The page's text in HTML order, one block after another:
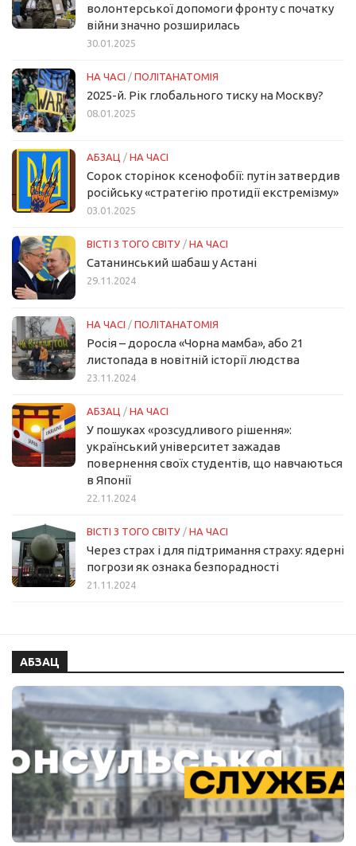
волонтерської допомоги фронту с початку
війни значно розширилась
30.01.2025
НА ЧАСІ / ПОЛІТАНАТОМІЯ
2025-й. Рік глобального тиску на Москву?
08.01.2025
АБЗАЦ / НА ЧАСІ
Сорок сторінок ксенофобії: путін затвердив
російську «стратегію протидії екстремізму»
03.01.2025
ВІСТІ З ТОГО СВІТУ / НА ЧАСІ
Сатанинський шабаш у Астані
29.11.2024
НА ЧАСІ / ПОЛІТАНАТОМІЯ
Росія – доросла «Чорна мамба», або 21
листопада в новітній історії людства
23.11.2024
АБЗАЦ / НА ЧАСІ
У пошуках «розсудливого рішення»:
український університет зажадав
повернення своїх студентів, що навчаються
в Японії
22.11.2024
ВІСТІ З ТОГО СВІТУ / НА ЧАСІ
Через страх і для підтримання страху: ядерні
погрози як ознака безпорадності
21.11.2024
АБЗАЦ